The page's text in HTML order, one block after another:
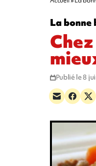
La
Publié le 8